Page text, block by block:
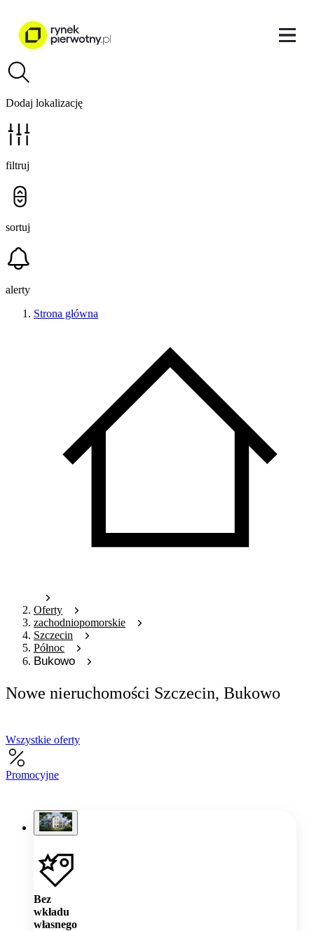
Dodaj lokalizację
filtruj
sortuj
alerty
Strona główna
Oferty
zachodniopomorskie
Szczecin
Północ
Bukowo
Nowe nieruchomości Szczecin, Bukowo
Wszystkie oferty
Promocyjne
Bez
wkładu
własnego